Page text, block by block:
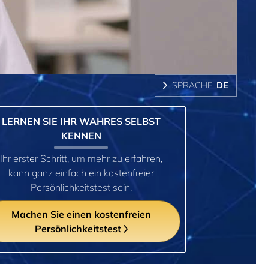
SPRACHE: DE
LERNEN SIE IHR WAHRES SELBST
KENNEN
Ihr erster Schritt, um mehr zu erfahren,
kann ganz einfach ein kostenfreier
Persönlichkeitstest sein.
Machen Sie einen kostenfreien
Persönlichkeitstest